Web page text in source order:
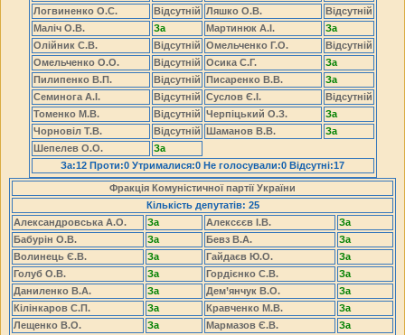
Логвиненко О.С.
Відсутній Ляшко О.В.
Відсутній
Маліч О.В.
За Мартинюк А.І.
За
Олійник С.В.
Відсутній Омельченко Г.О.
Відсутній
Омельченко О.О.
Відсутній Осика С.Г.
За
Пилипенко В.П.
Відсутній Писаренко В.В.
За
Семинога А.І.
Відсутній Суслов Є.І.
Відсутній
Томенко М.В.
Відсутній Черпіцький О.З.
За
Чорновіл Т.В.
Відсутній Шаманов В.В.
За
Шепелев О.О.
За
За:12 Проти:0 Утрималися:0 Не голосували:0 Відсутні:17
Фракція Комуністичної партії України
Кількість депутатів: 25
Александровська А.О.
За Алексєєв І.В.
За
Бабурін О.В.
За Бевз В.А.
За
Волинець Є.В.
За Гайдаєв Ю.О.
За
Голуб О.В.
За Гордієнко С.В.
За
Даниленко В.А.
За Дем’янчук В.О.
За
Кілінкаров С.П.
За Кравченко М.В.
За
Лещенко В.О.
За Мармазов Є.В.
За